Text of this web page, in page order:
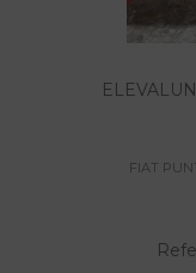
FIAT